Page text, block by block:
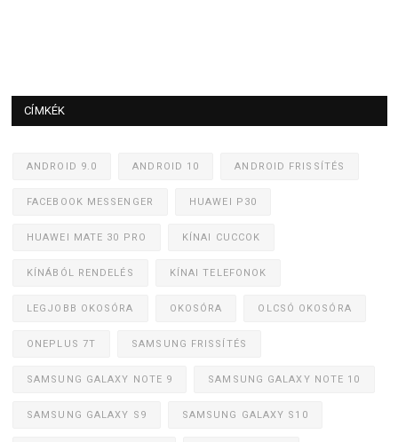
CÍMKÉK
ANDROID 9.0 ANDROID 10 ANDROID FRISSÍTÉS
FACEBOOK MESSENGER HUAWEI P30
HUAWEI MATE 30 PRO KÍNAI CUCCOK
KÍNÁBÓL RENDELÉS KÍNAI TELEFONOK
LEGJOBB OKOSÓRA OKOSÓRA OLCSÓ OKOSÓRA
ONEPLUS 7T SAMSUNG FRISSÍTÉS
SAMSUNG GALAXY NOTE 9 SAMSUNG GALAXY NOTE 10
SAMSUNG GALAXY S9 SAMSUNG GALAXY S10